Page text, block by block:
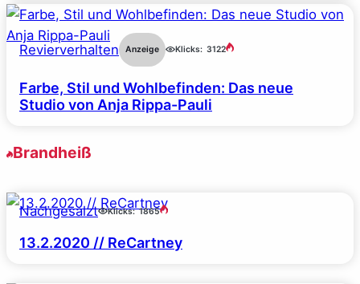
Revierverhalten Anzeige Klicks: 3122
Farbe, Stil und Wohlbefinden: Das neue
Studio von Anja Rippa-Pauli
Brandheiß
Nachgesalzt Klicks: 1865
13.2.2020 // ReCartney